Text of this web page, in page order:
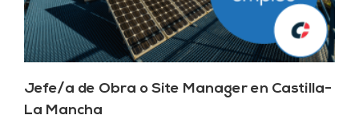
Jefe/a de Obra o Site Manager en Castilla-
La Mancha